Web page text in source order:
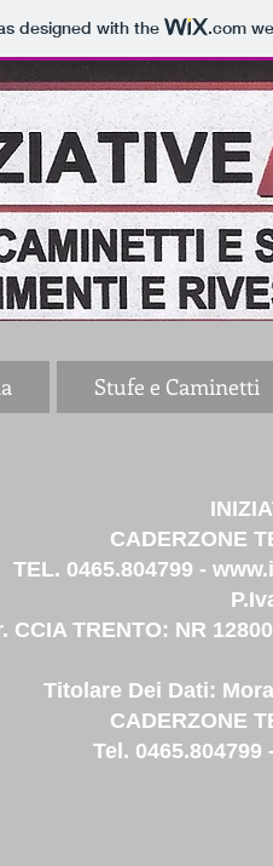
designed with the .com
Stufe e Caminetti
CADERZONE
TEL. 0465.804799 -
CCIA TRENTO: NR
Titolare Dei Dati:
CADERZONE
Tel.